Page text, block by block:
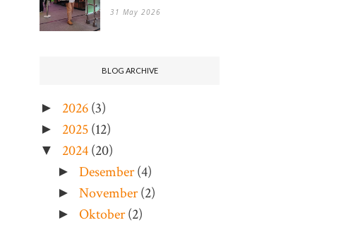
31 May 2026
BLOG ARCHIVE
► 2026(3)
► 2025(12)
▼ 2024(20)
►Desember(4)
►November(2)
►Oktober(2)